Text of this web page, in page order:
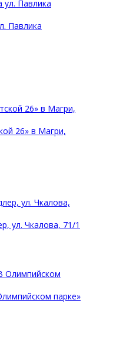
Павлика
26» в Магри,
ул. Чкалова, 71/1
парке»